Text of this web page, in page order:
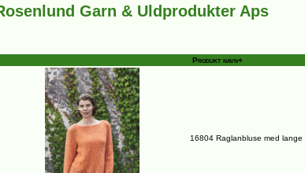
Garn & Uldprodukter Aps
Produkt navn+
16804 Raglanbluse med